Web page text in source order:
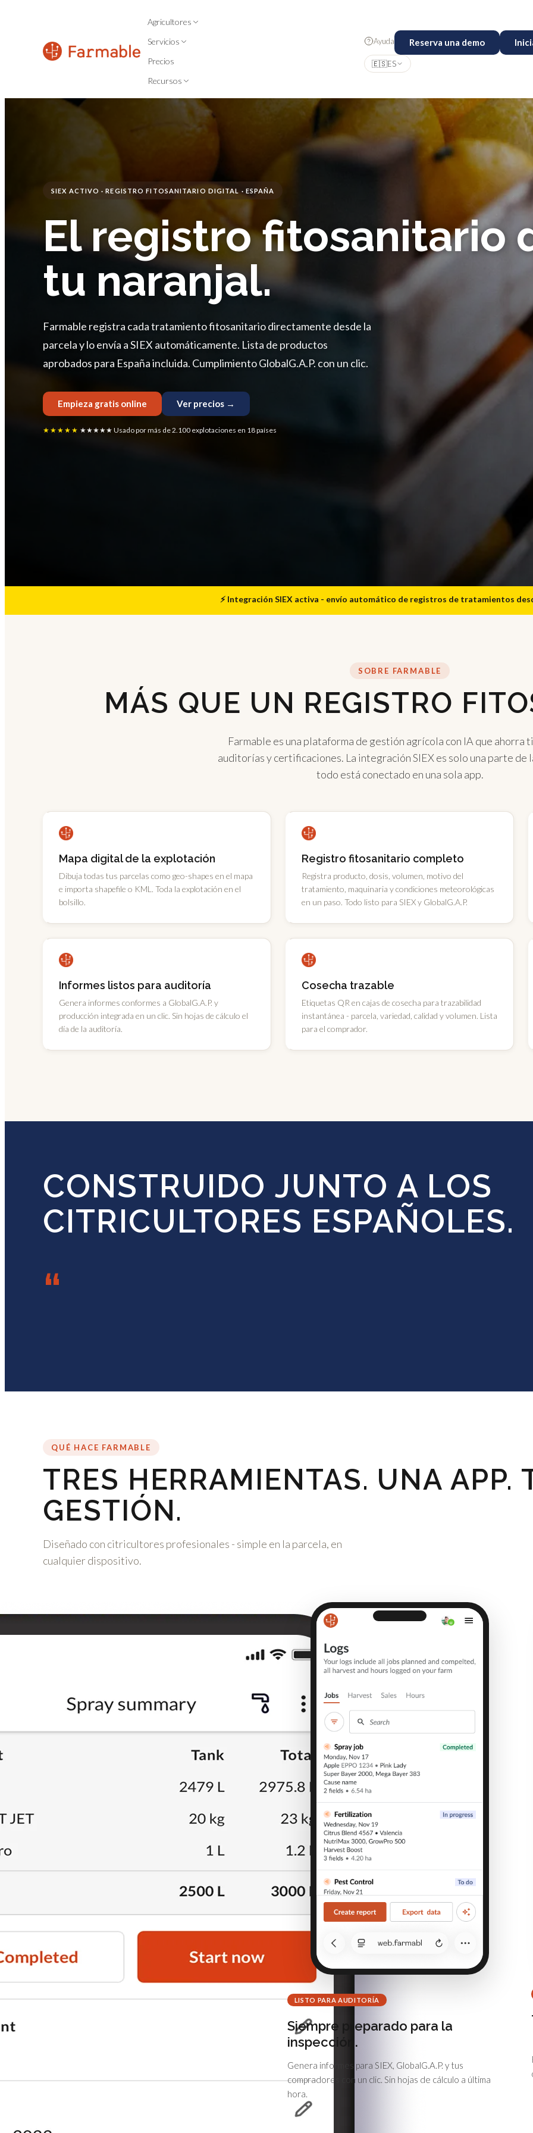
Agricultores
Servicios
Precios
Recursos
Ayuda Reserva una demo
🇪🇸ES
SIEX ACTIVO · REGISTRO FITOSANITARIO DIGITAL · ESPAÑA
El registro fitosanitario
tu naranjal.
Farmable registra cada tratamiento fitosanitario directamente desde la
parcela y lo envía a SIEX automáticamente. Lista de productos
aprobados para España incluida. Cumplimiento GlobalG.A.P. con un clic.
Empieza gratis online Ver precios →
★★★★★ ★★★★★ Usado por más de 2.100 explotaciones en 18 países
⚡ Integración SIEX activa - envío automático de registros de tratamientos
SOBRE FARMABLE
MÁS QUE UN REGISTRO
Farmable es una plataforma de gestión agrícola con IA que ahorra
auditorías y certificaciones. La integración SIEX es solo una parte de
todo está conectado en una sola app.
Mapa digital de la explotación
Dibuja todas tus parcelas como geo-shapes en el mapa
e importa shapefile o KML. Toda la explotación en el
bolsillo.
Registro fitosanitario completo
Registra producto, dosis, volumen, motivo del
tratamiento, maquinaria y condiciones meteorológicas
en un paso. Todo listo para SIEX y GlobalG.A.P.
Informes listos para auditoría
Genera informes conformes a GlobalG.A.P. y
producción integrada en un clic. Sin hojas de cálculo el
día de la auditoría.
Cosecha trazable
Etiquetas QR en cajas de cosecha para trazabilidad
instantánea - parcela, variedad, calidad y volumen. Lista
para el comprador.
CONSTRUIDO JUNTO A LOS
CITRICULTORES ESPAÑOLES.
“
QUÉ HACE FARMABLE
TRES HERRAMIENTAS. UNA APP.
GESTIÓN.
Diseñado con citricultores profesionales - simple en la parcela, en
cualquier dispositivo.
LISTO PARA AUDITORÍA
Siempre preparado para la
inspección.
Genera informes para SIEX, GlobalG.A.P. y tus
compradores con un clic. Sin hojas de cálculo a última
hora.